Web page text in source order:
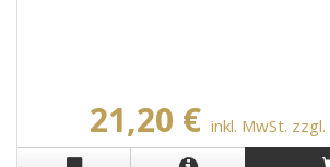
21,20 € inkl. MwSt.